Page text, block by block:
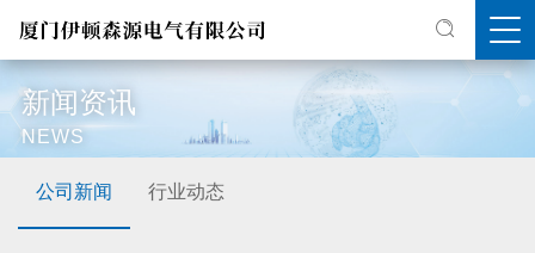
新闻资讯
NEWS
公司新闻 行业动态